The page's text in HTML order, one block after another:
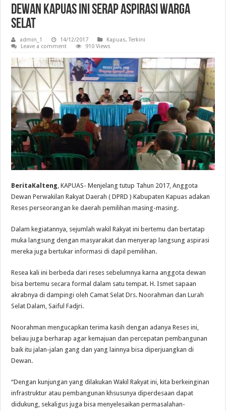
Dewan Kapuas Ini Serap Aspirasi Warga
Selat
admin_1 14/12/2017 Kapuas,Terkini
Leave a comment
910 Views
BeritaKalteng, KAPUAS- Menjelang tutup Tahun 2017, Anggota
Dewan Perwakilan Rakyat Daerah ( DPRD ) Kabupaten Kapuas adakan
Reses perseorangan ke daerah pemilihan masing-masing.
Dalam kegiatannya, sejumlah wakil Rakyat ini bertemu dan bertatap
muka langsung dengan masyarakat dan menyerap langsung aspirasi
mereka juga bertukar informasi di dapil pemilihan.
Resea kali ini berbeda dari reses sebelumnya karna anggota dewan
bisa bertemu secara formal dalam satu tempat. H. Ismet sapaan
akrabnya di dampingi oleh Camat Selat Drs. Noorahman dan Lurah
Selat Dalam, Saiful Fadjri.
Noorahman mengucapkan terima kasih dengan adanya Reses ini,
beliau juga berharap agar kemajuan dan percepatan pembangunan
baik itu jalan-jalan gang dan yang lainnya bisa diperjuangkan di
Dewan.
“Dengan kunjungan yang dilakukan Wakil Rakyat ini, kita berkeinginan
infrastruktur atau pembangunan khsusunya diperdesaan dapat
didukung, sekaligus juga bisa menyelesaikan permasalahan-